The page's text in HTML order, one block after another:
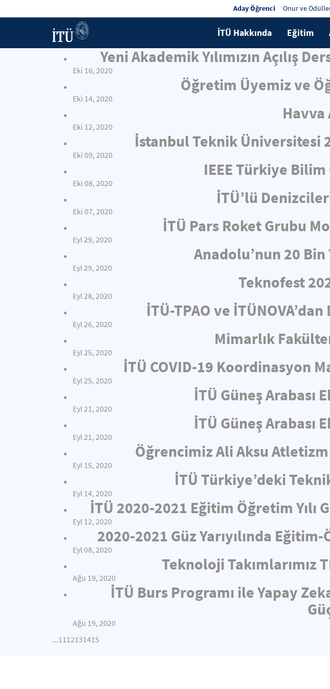
Aday Öğrenci Onur ve
İTÜ Hakkında Eğitim
Yeni Akademik Yılımızın Açılış
Eki 16, 2020
Öğretim Üyemiz ve
Eki 14, 2020
Havva
Eki 12, 2020
İstanbul Teknik Üniversitesi
Eki 09, 2020
IEEE Türkiye
Eki 08, 2020
İTÜ’lü
Eki 07, 2020
İTÜ Pars Roket Grubu
Eyl 29, 2020
Anadolu’nun 20 Bin
Eyl 29, 2020
Teknofest
Eyl 28, 2020
İTÜ-TPAO ve
Eyl 26, 2020
Mimarlık
Eyl 25, 2020
İTÜ COVID-19 Koordinasyon
Eyl 25, 2020
İTÜ Güneş Arabası
Eyl 21, 2020
İTÜ Güneş Arabası
Eyl 21, 2020
Öğrencimiz Ali Aksu
Eyl 15, 2020
İTÜ Türkiye’deki
Eyl 14, 2020
İTÜ 2020-2021 Eğitim Öğretim Yılı
Eyl 12, 2020
2020-2021 Güz Yarıyılında
Eyl 08, 2020
Teknoloji Takımlarımız
Ağu 19, 2020
İTÜ Burs Programı ile Yapay
Ağu 19, 2020
...1112131415